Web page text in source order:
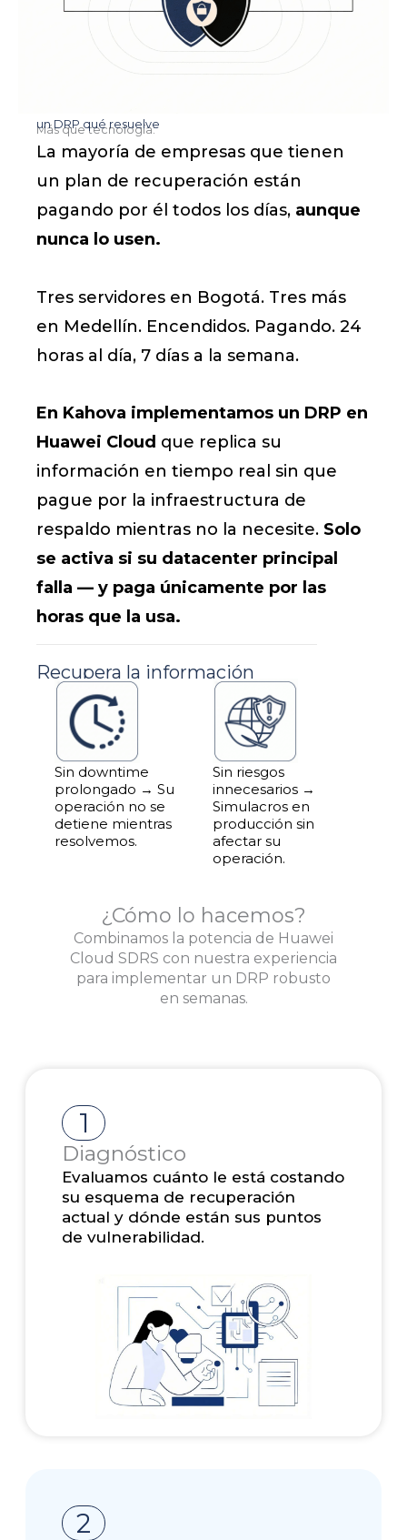
Más que tecnología:
un DRP qué resuelve
La mayoría de empresas que tienen
un plan de recuperación están
pagando por él todos los días, aunque
nunca lo usen.
Tres servidores en Bogotá. Tres más
en Medellín. Encendidos. Pagando. 24
horas al día, 7 días a la semana.
En Kahova implementamos un DRP en
Huawei Cloud que replica su
información en tiempo real sin que
pague por la infraestructura de
respaldo mientras no la necesite. Solo
se activa si su datacenter principal
falla — y paga únicamente por las
horas que la usa.
Recupera la información
Sin downtime
prolongado → Su
operación no se
detiene mientras
resolvemos.
Sin riesgos
innecesarios →
Simulacros en
producción sin
afectar su
operación.
¿Cómo lo hacemos?
Combinamos la potencia de Huawei
Cloud SDRS con nuestra experiencia
para implementar un DRP robusto
en semanas.
1
Diagnóstico
Evaluamos cuánto le está costando
su esquema de recuperación
actual y dónde están sus puntos
de vulnerabilidad.
2